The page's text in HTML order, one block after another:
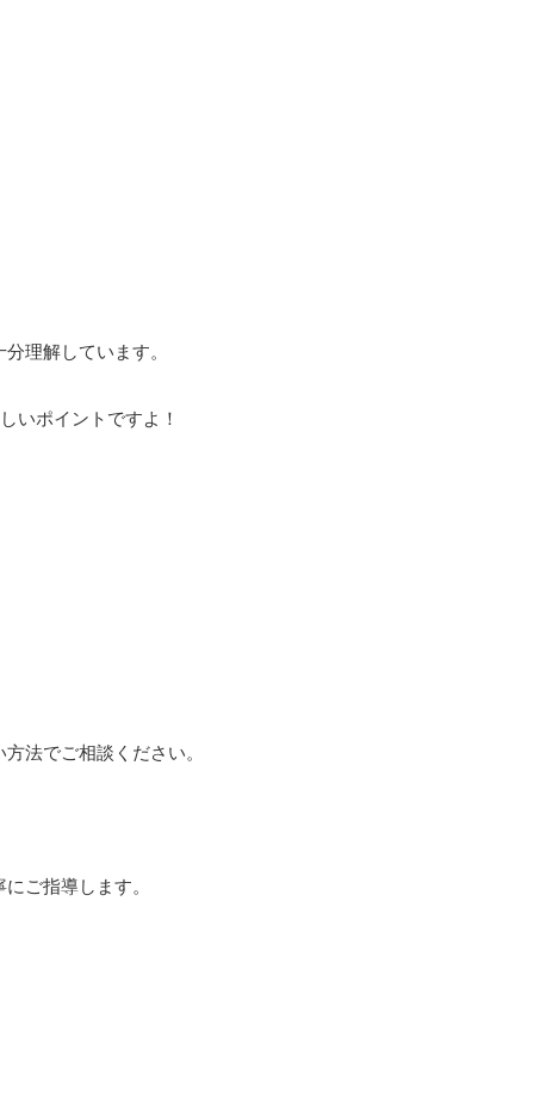
理解しています。
いポイントですよ！
法でご相談ください。
ご指導します。